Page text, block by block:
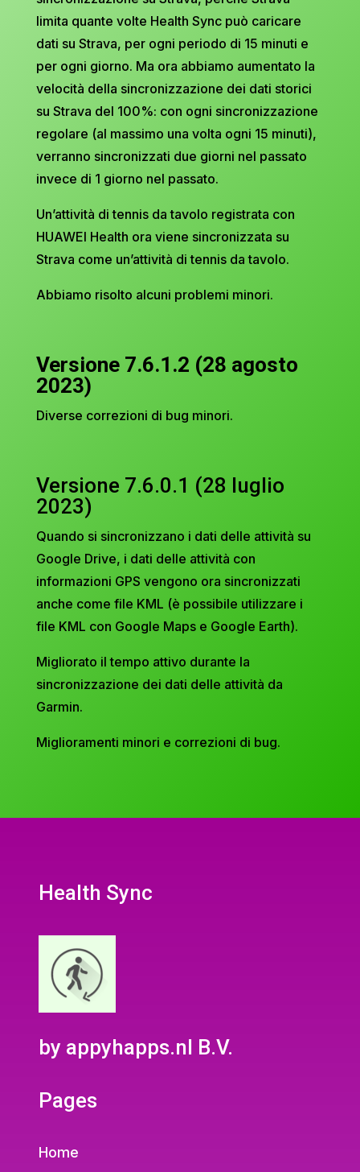
limita quante volte Health Sync può caricare
dati su Strava, per ogni periodo di 15 minuti e
per ogni giorno. Ma ora abbiamo aumentato la
velocità della sincronizzazione dei dati storici
su Strava del 100%: con ogni sincronizzazione
regolare (al massimo una volta ogni 15 minuti),
verranno sincronizzati due giorni nel passato
invece di 1 giorno nel passato.
Un’attività di tennis da tavolo registrata con
HUAWEI Health ora viene sincronizzata su
Strava come un’attività di tennis da tavolo.
Abbiamo risolto alcuni problemi minori.
Versione 7.6.1.2 (28 agosto
2023)
Diverse correzioni di bug minori.
Versione 7.6.0.1 (28 luglio
2023)
Quando si sincronizzano i dati delle attività su
Google Drive, i dati delle attività con
informazioni GPS vengono ora sincronizzati
anche come file KML (è possibile utilizzare i
file KML con Google Maps e Google Earth).
Migliorato il tempo attivo durante la
sincronizzazione dei dati delle attività da
Garmin.
Miglioramenti minori e correzioni di bug.
Health Sync
by appyhapps.nl B.V.
Pages
Home